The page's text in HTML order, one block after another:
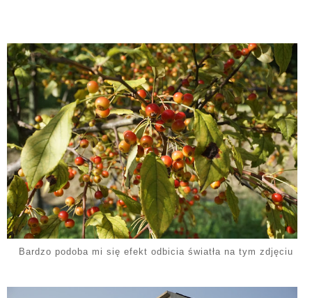
Bardzo podoba mi się efekt odbicia światła na tym zdjęciu